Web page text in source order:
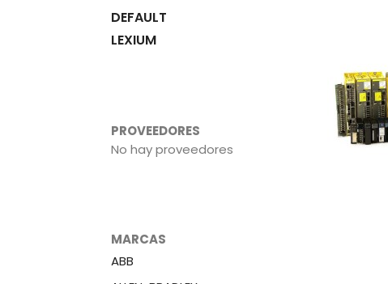
DEFAULT
LEXIUM
PROVEEDORES
No hay proveedores
MARCAS
ABB